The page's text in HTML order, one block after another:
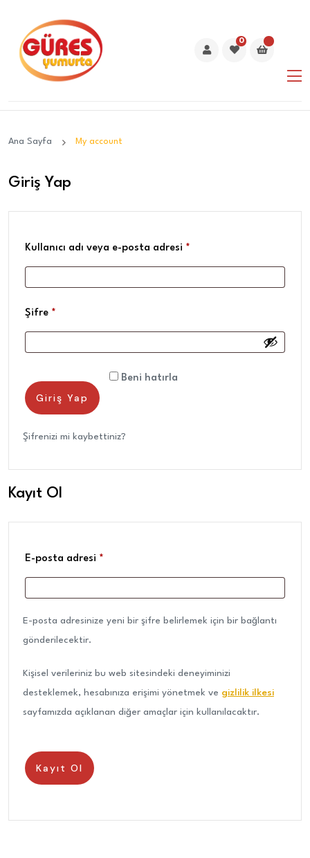
0
Ana Sayfa My account
Giriş Yap
Kullanıcı adı veya e-posta adresi *
Şifre *
Beni hatırla
Giriş Yap
Giriş Yap
Şifrenizi mi kaybettiniz?
Kayıt Ol
E-posta adresi *
E-posta adresinize yeni bir şifre belirlemek için bir bağlantı
gönderilecektir.
Kişisel verileriniz bu web sitesindeki deneyiminizi
desteklemek, hesabınıza erişimi yönetmek ve gizlilik ilkesi
sayfamızda açıklanan diğer amaçlar için kullanılacaktır.
Kayıt Ol
Kayıt Ol